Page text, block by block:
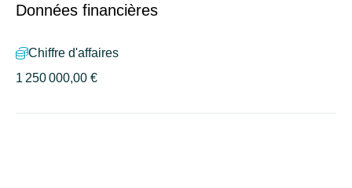
Données financières
Chiffre d'affaires
1 250 000,00 €